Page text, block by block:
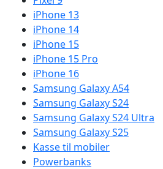
iPhone 13
iPhone 14
iPhone 15
iPhone 15 Pro
iPhone 16
Samsung Galaxy A54
Samsung Galaxy S24
Samsung Galaxy S24 Ultra
Samsung Galaxy S25
Kasse til mobiler
Powerbanks